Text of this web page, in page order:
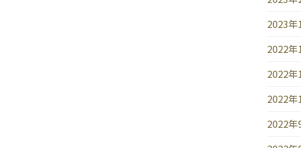
2023年
2022年
2022年
2022年
2022年